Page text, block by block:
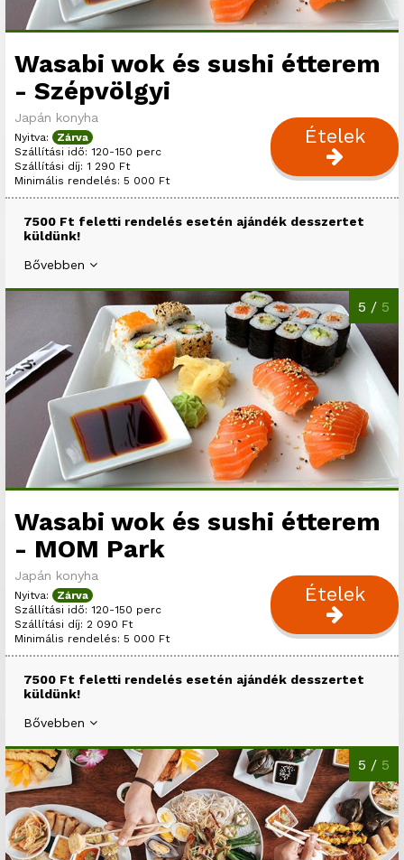
Wasabi wok és sushi étterem
- Szépvölgyi
Japán konyha
Nyitva:
Zárva
Szállítási idő: 120-150 perc
Szállítási díj: 1 290 Ft
Minimális rendelés: 5 000 Ft
Ételek
7500 Ft feletti rendelés esetén ajándék desszertet
küldünk!
Bővebben
5 / 5
Wasabi wok és sushi étterem
- MOM Park
Japán konyha
Nyitva:
Zárva
Szállítási idő: 120-150 perc
Szállítási díj: 2 090 Ft
Minimális rendelés: 5 000 Ft
Ételek
7500 Ft feletti rendelés esetén ajándék desszertet
küldünk!
Bővebben
5 / 5